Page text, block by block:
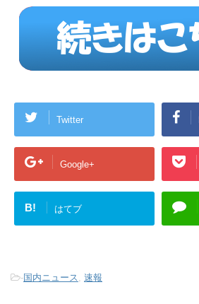
Twitter
Google+
B! はてブ
-国内ニュース, 速報